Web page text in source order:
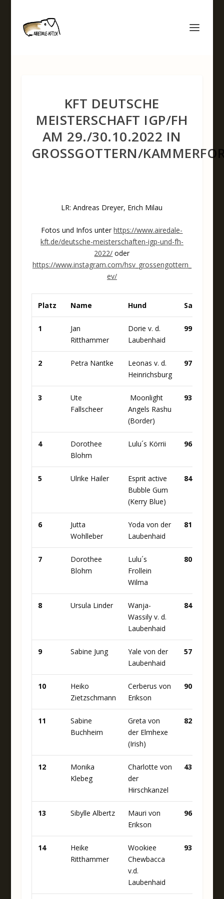
KFT DEUTSCHE
MEISTERSCHAFT IGP/FH
AM 29./30.10.2022 IN
GROSSGOTTERN/
LR: Andreas Dreyer, Erich Milau
Fotos und Infos unterhttps://www.airedale-
kft.de/deutsche-meisterschaften-igp-und-fh-
2022/ oder
https://www.instagram.com/hsv_grossengottern_
ev/
Platz Name Hund Sams.
1
Jan
Ritthammer
Dorie v. d.
Laubenhaid
99
2 Petra Nantke
Leonas v. d.
Heinrichsburg
97
3
Ute
Fallscheer
Moonlight
Angels Rashu
(Border)
93
4
Dorothee
Blohm
Lulu´s Körrii 96
5 Ulrike Hailer
Esprit active
Bubble Gum
(Kerry Blue)
84
6
Jutta
Wohlleber
Yoda von der
Laubenhaid
81
7
Dorothee
Blohm
Lulu´s
Frollein
Wilma
80
8 Ursula Linder
Wanja-
Wassily v. d.
Laubenhaid
84
9 Sabine Jung
Yale von der
Laubenhaid
57
10
Heiko
Zietzschmann
Cerberus von
Erikson
90
11
Sabine
Buchheim
Greta von
der Elmhexe
(Irish)
82
12
Monika
Klebeg
Charlotte von
der
Hirschkanzel
43
13 Sibylle Albertz
Mauri von
Erikson
96
14
Heike
Ritthammer
Wookiee
Chewbacca
v.d.
Laubenhaid
93